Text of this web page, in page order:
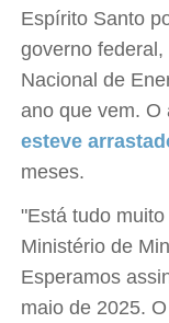
Espírito Santo
governo
Nacional de
ano que vem.
esteve
meses.
"Está tudo
Ministério de
Esperamos
maio de 2025.